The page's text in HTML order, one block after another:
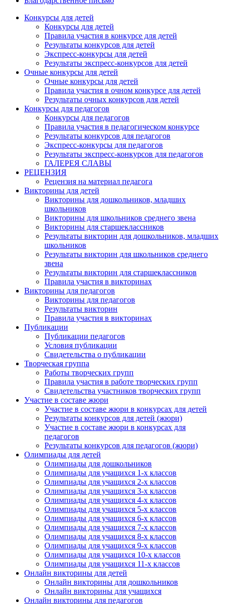
Конкурсы для детей
Конкурсы для детей
Правила участия в конкурсе для детей
Результаты конкурсов для детей
Экспресс-конкурсы для детей
Результаты экспресс-конкурсов для детей
Очные конкурсы для детей
Очные конкурсы для детей
Правила участия в очном конкурсе для детей
Результаты очных конкурсов для детей
Конкурсы для педагогов
Конкурсы для педагогов
Правила участия в педагогическом конкурсе
Результаты конкурсов для педагогов
Экспресс-конкурсы для педагогов
Результаты экспресс-конкурсов для педагогов
ГАЛЕРЕЯ СЛАВЫ
РЕЦЕНЗИЯ
Рецензия на материал педагога
Викторины для детей
Викторины для дошкольников, младших
школьников
Викторины для школьников среднего звена
Викторины для старшеклассников
Результаты викторин для дошкольников, младших
школьников
Результаты викторин для школьников среднего
звена
Результаты викторин для старшеклассников
Правила участия в викторинах
Викторины для педагогов
Викторины для педагогов
Результаты викторин
Правила участия в викторинах
Публикации
Публикации педагогов
Условия публикации
Свидетельства о публикации
Творческая группа
Работы творческих групп
Правила участия в работе творческих групп
Свидетельства участников творческих групп
Участие в составе жюри
Участие в составе жюри в конкурсах для детей
Результаты конкурсов для детей (жюри)
Участие в составе жюри в конкурсах для
педагогов
Результаты конкурсов для педагогов (жюри)
Олимпиады для детей
Олимпиады для дошкольников
Олимпиады для учащихся 1-х классов
Олимпиады для учащихся 2-х классов
Олимпиады для учащихся 3-х классов
Олимпиады для учащихся 4-х классов
Олимпиады для учащихся 5-х классов
Олимпиады для учащихся 6-х классов
Олимпиады для учащихся 7-х классов
Олимпиады для учащихся 8-х классов
Олимпиады для учащихся 9-х классов
Олимпиады для учащихся 10-х классов
Олимпиады для учащихся 11-х классов
Онлайн викторины для детей
Онлайн викторины для дошкольников
Онлайн викторины для учащихся
Онлайн викторины для педагогов
Анонсы конкурсов
Подпишитесь на анонсы сегодня и узнавайте
первыми о самом важном.
Имя
Организация
Подписаться
Нажимая на кнопку, вы даете согласие на обработку своих
персональных данных согласно 152-ФЗ.